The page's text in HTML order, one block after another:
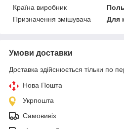
Країна виробник
Призначення змішувача
Для
Умови доставки
Доставка здійснюється тільки по
Нова Пошта
Укрпошта
Самовивіз